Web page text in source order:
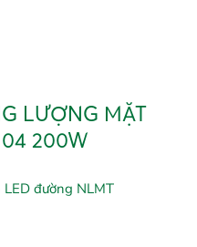
LƯỢNG MẶT
200W
đường NLMT